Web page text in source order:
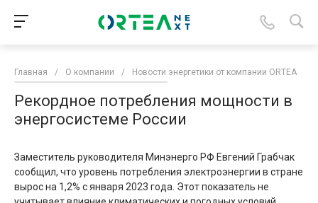
Главная / О компании / Новости энергетики от компании ORTEA
Рекордное потребления мощности в
энергосистеме России
Заместитель руководителя Минэнерго РФ Евгений Грабчак
сообщил, что уровень потребления электроэнергии в стране
вырос на 1,2% с января 2023 года. Этот показатель не